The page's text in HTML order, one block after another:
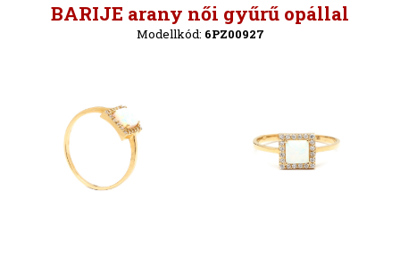
BARIJE arany női gyűrű opállal
Modellkód: 6PZ00927
Vissza